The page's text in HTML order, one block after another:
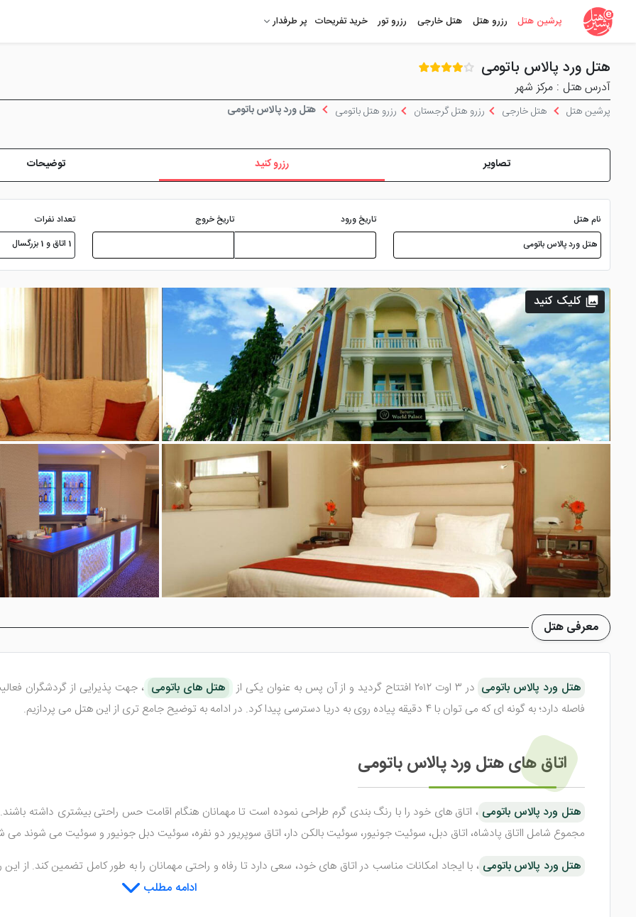
پرشین هتل رزرو هتل هتل خارجی رزرو تور خرید تفریحات پر طرفدار
هتل ورد پالاس باتومی
آدرس هتل : مرکز شهر
پرشین هتل هتل خارجی رزرو هتل گرجستان رزرو هتل باتومی هتل ورد پالاس باتومی
تصاویر رزرو کنید توضیحات
نام هتل تاریخ ورود تاریخ خروج
تعداد نفرات
1 اتاق و 1 بزرگسال
کلیک کنید
معرفی هتل
هتل ورد پالاس باتومی در ۳ اوت ۲۰۱۲ افتتاح گردید و از آن پس به عنوان یکی از هتل های باتومی
فاصله دارد؛ به گونه ای که می توان با 4 دقیقه پیاده روی به دریا دسترسی پیدا کرد. در ادامه به توضیح جامع تری از این هتل می پردازیم.
اتاق های هتل ورد پالاس باتومی
هتل ورد پالاس باتومی ، اتاق های خود را با رنگ بندی گرم طراحی نموده است تا مهمانان هنگام اقامت حس راحتی بیشتری داشته
مجموع شامل ااتاق پادشاه، اتاق دبل، سوئیت جونیور، سوئیت بالکن دار، اتاق سوپریور دو نفره، سوئیت دبل جونیور و سوئیت می شوند می
هتل ورد پالاس باتومی ، با ایجاد امکانات مناسب در اتاق های خود، سعی دارد تا رفاه و راحتی مهمانان را به طور کامل تضمین کند. از
حمام اختصاصی، سیستم گرمایش و سرمایش، مبلمان راحتی، چای و قهوه ساز و .... در این هتل تعبیه شده است. ضمن اینکه تمامی
ادامه مطلب